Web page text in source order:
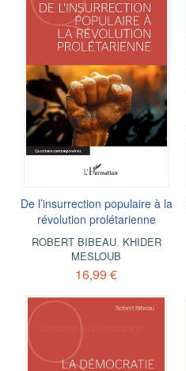
De l’insurrection populaire à la
révolution prolétarienne
ROBERT BIBEAU, KHIDER
MESLOUB
16,99 €